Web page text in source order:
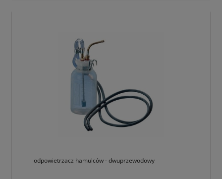
odpowietrzacz hamulców - dwuprzewodowy